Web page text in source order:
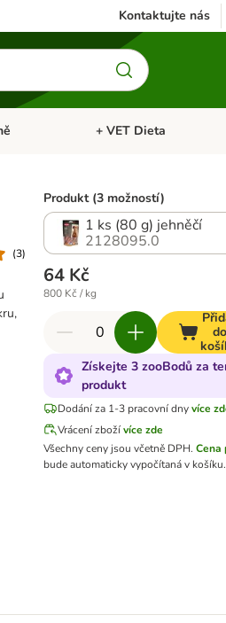
Kontaktujte nás
menu: AkvaristikaOtevřít menu: Koně
+ VET Dieta
(3)
Produkt (3 možností)
1 ks (80 g) jehněčí
2128095.0
64 Kč
800 Kč / kg
do
Získejte 3 zooBodů za
produkt
Dodání za 1-3 pracovní dnyvíce
Vrácení zbožívíce zde
Všechny ceny jsou včetně DPH. Cena
bude automaticky vypočítaná v košíku.